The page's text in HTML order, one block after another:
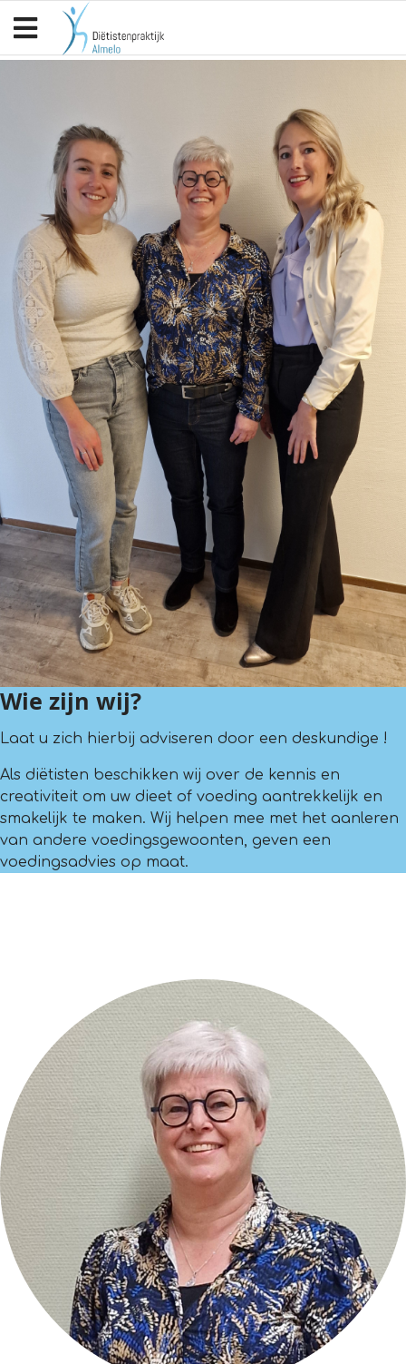
Wie zijn wij?
Laat u zich hierbij adviseren door een deskundige !
Als diëtisten beschikken wij over de kennis en
creativiteit om uw dieet of voeding aantrekkelijk en
smakelijk te maken. Wij helpen mee met het aanleren
van andere voedingsgewoonten, geven een
voedingsadvies op maat.